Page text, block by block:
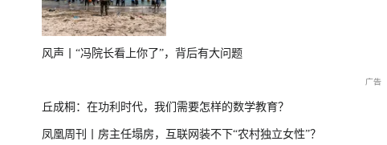
风声丨“冯院长看上你了”，背后有大问题
丘成桐：在功利时代，我们需要怎样的数学教育？
凤凰周刊丨房主任塌房，互联网装不下“农村独立女性”？